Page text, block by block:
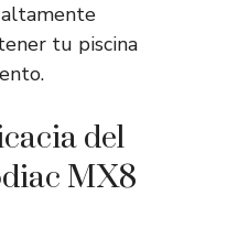
tu piscina
del
MX8